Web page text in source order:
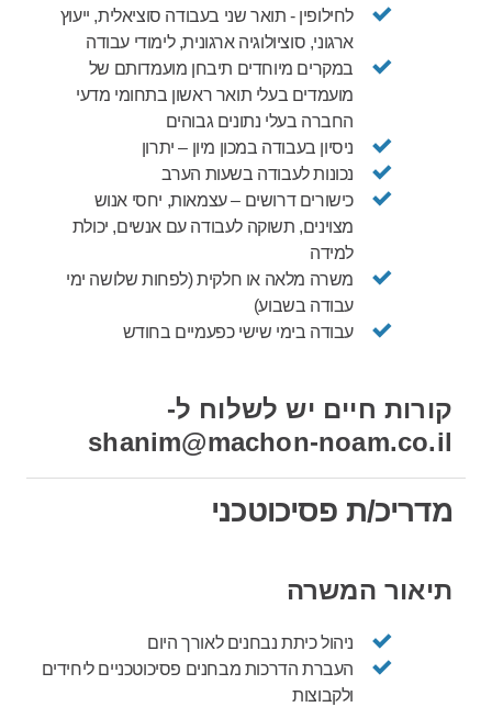
לחילופין - תואר שני בעבודה סוציאלית, ייעוץ
ארגוני, סוציולוגיה ארגונית, לימודי עבודה
במקרים מיוחדים תיבחן מועמדותם של
מועמדים בעלי תואר ראשון בתחומי מדעי
החברה בעלי נתונים גבוהים
ניסיון בעבודה במכון מיון – יתרון
נכונות לעבודה בשעות הערב
כישורים דרושים – עצמאות, יחסי אנוש
מצוינים, תשוקה לעבודה עם אנשים, יכולת
למידה
משרה מלאה או חלקית (לפחות שלושה ימי
עבודה בשבוע)
עבודה בימי שישי כפעמיים בחודש
קורות חיים יש לשלוח ל-
shanim@machon-noam.co.il
מדריכ/ת פסיכוטכני
תיאור המשרה
ניהול כיתת נבחנים לאורך היום
העברת הדרכות מבחנים פסיכוטכניים ליחידים
ולקבוצות